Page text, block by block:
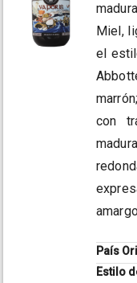
Miel,
el
con
País
Estilo